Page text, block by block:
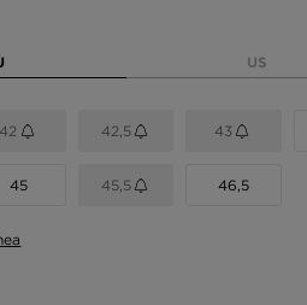
US
42 42,5 43
45 45,5 46,5